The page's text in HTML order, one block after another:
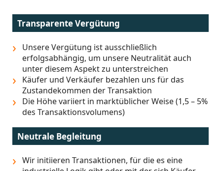
Transparente Vergütung
Unsere Vergütung ist ausschließlich
erfolgsabhängig, um unsere Neutralität auch
unter diesem Aspekt zu unterstreichen
Käufer und Verkäufer bezahlen uns für das
Zustandekommen der Transaktion
Die Höhe variiert in marktüblicher Weise (1,5 – 5%
des Transaktionsvolumens)
Neutrale Begleitung
Wir initiieren Transaktionen, für die es eine